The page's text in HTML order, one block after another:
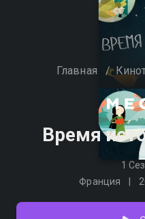
Главная /
Время
1
Франция